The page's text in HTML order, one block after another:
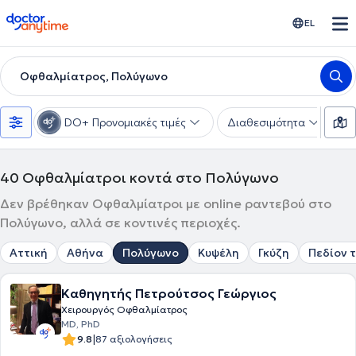
doctoranytime EL
Οφθαλμίατρος, Πολύγωνο
DO+ Προνομιακές τιμές Διαθεσιμότητα
40 Οφθαλμίατροι κοντά στο Πολύγωνο
Δεν βρέθηκαν Οφθαλμίατροι με online ραντεβού στο
Πολύγωνο, αλλά σε κοντινές περιοχές.
Αττική Αθήνα Πολύγωνο Κυψέλη Γκύζη Πεδίον
Καθηγητής Πετρούτσος Γεώργιος
Χειρουργός Οφθαλμίατρος
MD, PhD
9.8|87 αξιολογήσεις